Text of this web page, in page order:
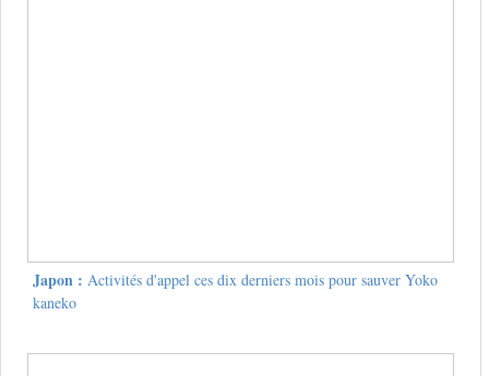
Japon : Activités d'appel ces dix derniers mois pour sauver Yoko
kaneko